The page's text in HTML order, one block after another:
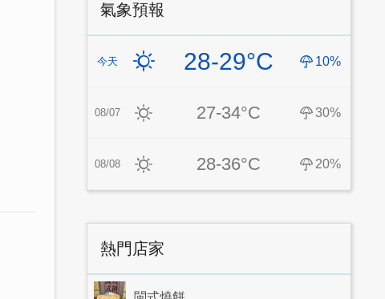
氣象預報
今天 28-29°C 10%
08/07 27-34°C 30%
08/08 28-36°C 20%
熱門店家